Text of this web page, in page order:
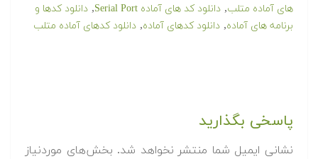
های آماده متلب, دانلود کد های آماده Serial Port , دانلود کدها و
برنامه های آماده, دانلود کدهای آماده, دانلود کدهای آماده متلب
پاسخی بگذارید
نشانی ایمیل شما منتشر نخواهد شد. بخش‌های موردنیاز